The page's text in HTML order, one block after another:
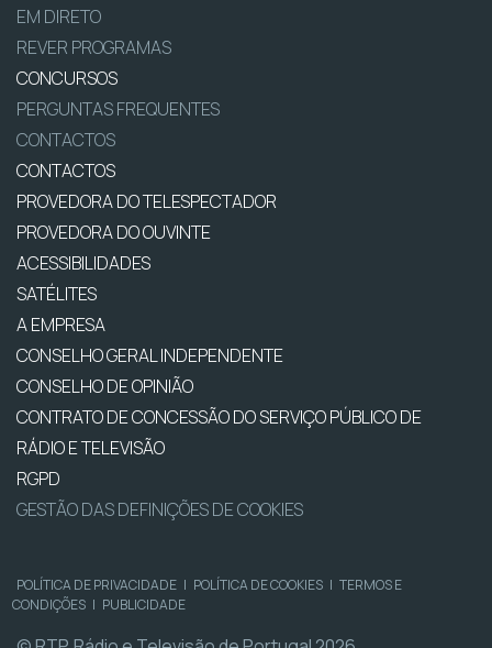
EM DIRETO
REVER PROGRAMAS
CONCURSOS
PERGUNTAS FREQUENTES
CONTACTOS
CONTACTOS
PROVEDORA DO TELESPECTADOR
PROVEDORA DO OUVINTE
ACESSIBILIDADES
SATÉLITES
A EMPRESA
CONSELHO GERAL INDEPENDENTE
CONSELHO DE OPINIÃO
CONTRATO DE CONCESSÃO DO SERVIÇO PÚBLICO DE
RÁDIO E TELEVISÃO
RGPD
GESTÃO DAS DEFINIÇÕES DE COOKIES
POLÍTICA DE PRIVACIDADE | POLÍTICA DE COOKIES | TERMOS E
CONDIÇÕES | PUBLICIDADE